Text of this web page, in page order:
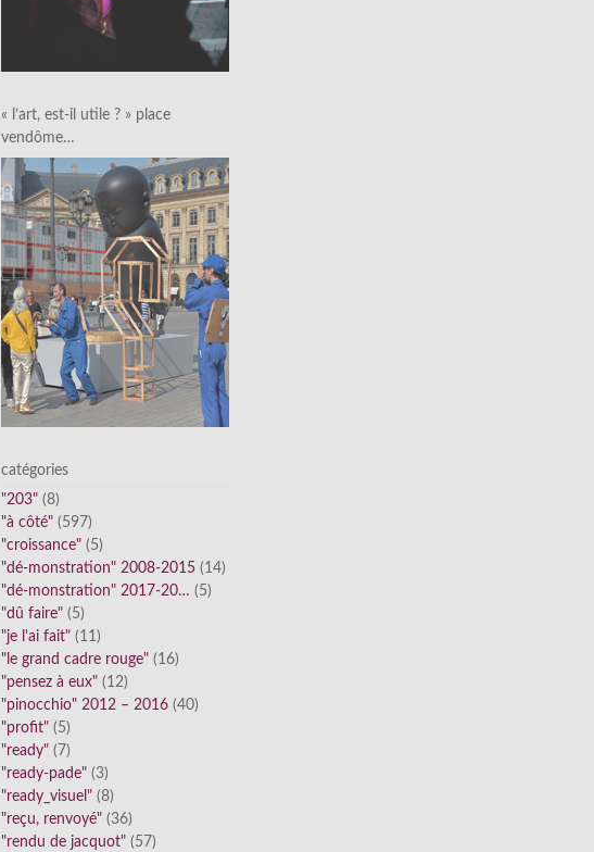
« l’art, est-il utile ? » place
vendôme…
catégories
"203" (8)
"à côté" (597)
"croissance" (5)
"dé-monstration" 2008-2015 (14)
"dé-monstration" 2017-20… (5)
"dû faire" (5)
"je l'ai fait" (11)
"le grand cadre rouge" (16)
"pensez à eux" (12)
"pinocchio" 2012 – 2016 (40)
"profit" (5)
"ready" (7)
"ready-pade" (3)
"ready_visuel" (8)
"reçu, renvoyé" (36)
"rendu de jacquot" (57)